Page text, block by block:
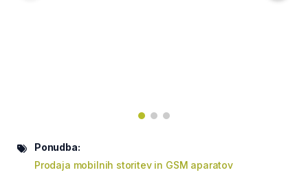
Ponudba:
Prodaja mobilnih storitev in GSM aparatov